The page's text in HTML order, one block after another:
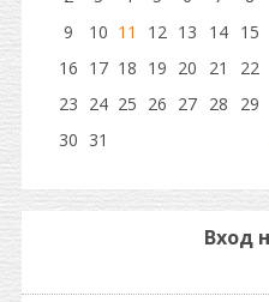
9
10 11 12 13 14 15
16 17 18 19 20 21
22
23 24 25 26 27 28
29
30 31
Вход